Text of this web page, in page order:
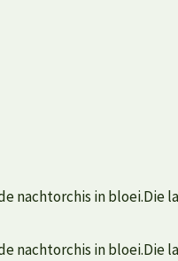
nachtorchis in bloei.Die
nachtorchis in bloei.Die